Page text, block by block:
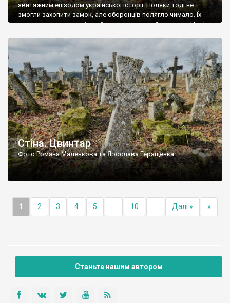
звитяжним епізодом української історії. Поляки тоді не
змогли захопити замок, але оборонців полягло чимало. Їх
поховали на цвинтарі, який тоді називався Замковим. Нині на
ньому чимало хрестів 19 століття, є такі, де епітафії стер […]
Стіна. Цвинтар
Фото Романа Маленкова та Ярослава Геращенка
1 2 3 4 5 10 Далі » »
Станьте нашим автором